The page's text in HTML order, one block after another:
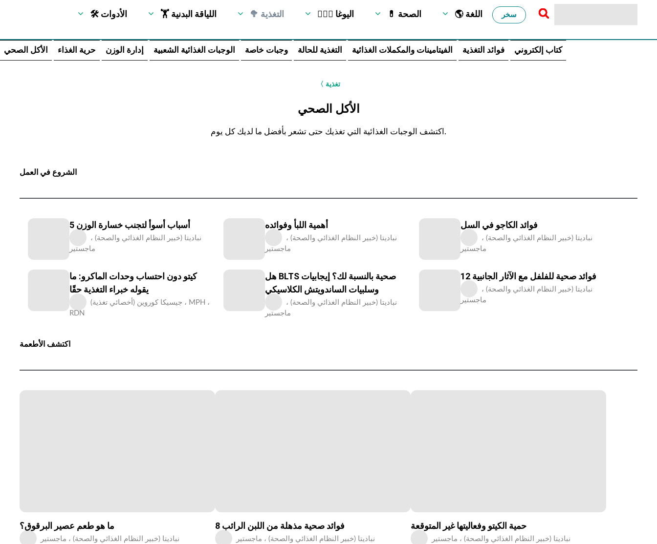
🛠 الأدوات 🏋 اللياقة البدنية 🥦 التغذية 🧘🏻‍♂️ اليوغا 💊 الصحة 🌎 اللغة سخر
الأكل الصحي حرية الغذاء إدارة الوزن الوجبات الغذائية الشعبية وجبات خاصة التغذية للحالة الفيتامينات والمكملات الغذائية فوائد التغذية كتاب إلكتروني
〈 تغذية
الأكل الصحي
اكتشف الوجبات الغذائية التي تغذيك حتى تشعر بأفضل ما لديك كل يوم.
الشروع في العمل
5 أسباب أسوأ لتجنب خسارة الوزن
نباديتا (خبير النظام الغذائي والصحة) ،
ماجستير
أهمية اللبأ وفوائده
نباديتا (خبير النظام الغذائي والصحة) ،
ماجستير
فوائد الكاجو في السل
نباديتا (خبير النظام الغذائي والصحة) ،
ماجستير
كيتو دون احتساب وحدات الماكرو: ما
يقوله خبراء التغذية حقًا
جيسيكا كوروين (أخصائي تغذية) ، MPH ،
RDN
هل BLTS صحية بالنسبة لك؟ إيجابيات
وسلبيات الساندويتش الكلاسيكي
نباديتا (خبير النظام الغذائي والصحة) ،
ماجستير
12 فوائد صحية للفلفل مع الآثار الجانبية
نباديتا (خبير النظام الغذائي والصحة) ،
ماجستير
اكتشف الأطعمة
ما هو طعم عصير البرقوق؟
نباديتا (خبير النظام الغذائي والصحة) ، ماجستير
8 فوائد صحية مذهلة من اللبن الرائب
نباديتا (خبير النظام الغذائي والصحة) ، ماجستير
حمية الكيتو وفعاليتها غير المتوقعة
نباديتا (خبير النظام الغذائي والصحة) ، ماجستير